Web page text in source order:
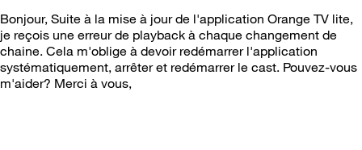
Bonjour, Suite à la mise à jour de l'application Orange TV lite,
je reçois une erreur de playback à chaque changement de
chaine. Cela m'oblige à devoir redémarrer l'application
systématiquement, arrêter et redémarrer le cast. Pouvez-vous
m'aider? Merci à vous,